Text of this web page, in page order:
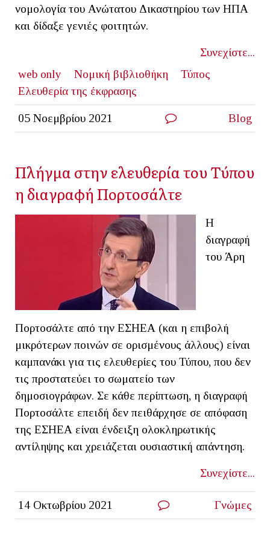
νομολογία του Ανώτατου Δικαστηρίου των ΗΠΑ
και δίδαξε γενιές φοιτητών.
Συνεχίστε...
web only
Νομική βιβλιοθήκη
Τύπος
Ελευθερία της έκφρασης
05 Νοεμβρίου 2021 Blog
Πλήγμα στην ελευθερία του Τύπου
η διαγραφή Πορτοσάλτε
Η
διαγραφή
του Άρη
Πορτοσάλτε από την ΕΣΗΕΑ (και η επιβολή
μικρότερων ποινών σε ορισμένους άλλους) είναι
καμπανάκι για τις ελευθερίες του Τύπου, που δεν
τις προστατεύει το σωματείο των
δημοσιογράφων. Σε κάθε περίπτωση, η διαγραφή
Πορτοσάλτε επειδή δεν πειθάρχησε σε απόφαση
της ΕΣΗΕΑ είναι ένδειξη ολοκληρωτικής
αντίληψης και χρειάζεται ουσιαστική απάντηση.
Συνεχίστε...
14 Οκτωβρίου 2021 Γνώμες